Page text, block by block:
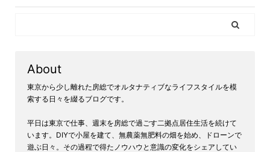
About
東京から少し離れた房総でオルタナティブなライフスタイルを模
索する日々を綴るブログです。
平日は東京で仕事、週末を房総で過ごす二拠点居住生活を続けて
います。DIYで小屋を建て、無農薬無肥料の畑を始め、ドローンで
遊ぶ日々。その過程で得たノウハウと意識の変化をシェアしてい